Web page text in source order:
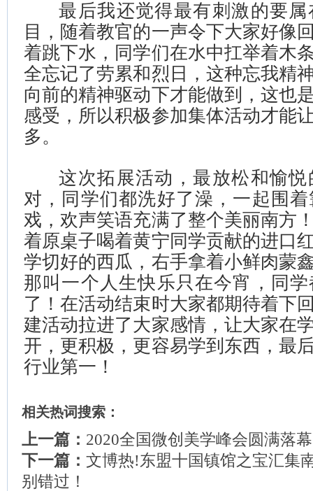
最后我还觉得最有刺激的要属
目，随着教官的一声令下大家好像
着跳下水，同学们在水中扛举着木
全忘记了劳累和烈日，这种忘我精
向前的精神驱动下才能做到，这也
感受，所以积极参加集体活动才能
多。
这次拓展活动，最放松和愉悦
对，同学们都洗好了澡，一起围
戏，欢声笑语充满了整个美丽南方
着原桌子喝着黄宁同学贡献的进口
学切好的西瓜，右手拿着小鲜肉蒙
那叫一个人生快乐只在今宵，同
了！在活动结束时大家都期待着下
建活动拉进了大家感情，让大家在
开，更积极，更容易学到东西，最
行业第一！
相关热词搜索：
上一篇： 2020全国微创美学峰会圆满落幕
下一篇： 文博热!东盟十国镇馆之宝汇集
别错过！